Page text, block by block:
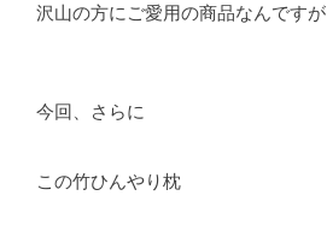
沢山の方にご愛用の商品なんですが
今回、さらに
この竹ひんやり枕